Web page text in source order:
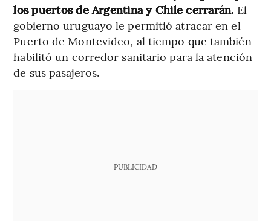
los puertos de Argentina y Chile cerrarán. El
gobierno uruguayo le permitió atracar en el
Puerto de Montevideo, al tiempo que también
habilitó un corredor sanitario para la atención
de sus pasajeros.
PUBLICIDAD